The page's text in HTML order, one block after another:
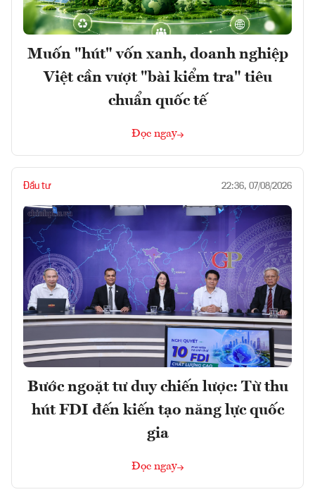
Muốn "hút" vốn xanh, doanh nghiệp
Việt cần vượt "bài kiểm tra" tiêu
chuẩn quốc tế
Đọc ngay
Đầu tư 22:36, 07/08/2026
Bước ngoặt tư duy chiến lược: Từ thu
hút FDI đến kiến tạo năng lực quốc
gia
Đọc ngay